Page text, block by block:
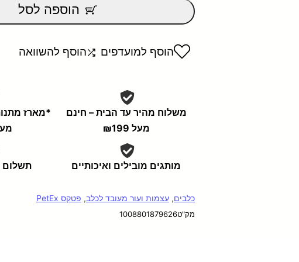
5
הוספה לסל
הוסף למועדפים הוסף להשוואה
משלוח מהיר עד הבית – חינם
מעל ₪199
*מארז
מעל
מותגים מובילים ואיכותיים תשלום
כלבים, עצמות ועור מעובד לכלב, פטקס PetEx
מק"ט1008801879626